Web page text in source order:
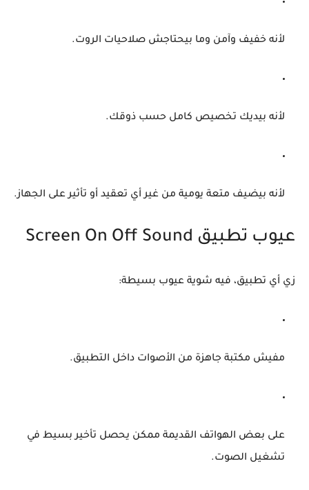
لأنه خفيف وآمن وما بيحتاجش صلاحيات الروت.
لأنه بيديك تخصيص كامل حسب ذوقك.
لأنه بيضيف متعة يومية من غير أي تعقيد أو تأثير على الجهاز.
عيوب تطبيق Screen On Off Sound
زي أي تطبيق، فيه شوية عيوب بسيطة:
مفيش مكتبة جاهزة من الأصوات داخل التطبيق.
على بعض الهواتف القديمة ممكن يحصل تأخير بسيط في
تشغيل الصوت.